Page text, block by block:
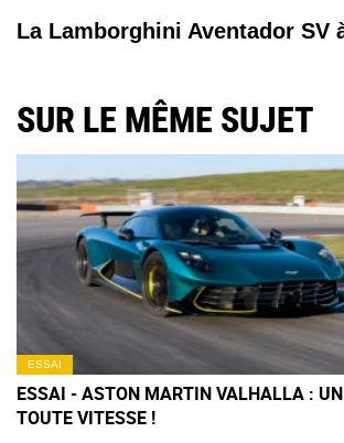
La Lamborghini Aventador SV
SUR LE MÊME SUJET
ESSAI
ESSAI - ASTON MARTIN VALHALLA :
TOUTE VITESSE !